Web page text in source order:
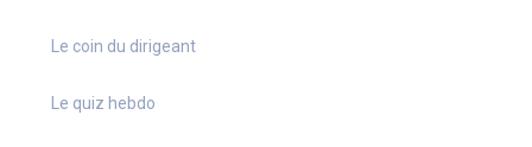
Le coin du dirigeant
Le quiz hebdo